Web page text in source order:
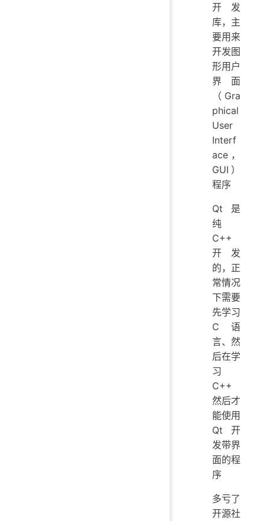
开发
库，主
要用来
开发图
形用户
界面
（Gra
phical
User
Interf
ace，
GUI）
程序
Qt 是
纯
C++
开发
的，正
常情况
下需要
先学习
C语
言、然
后在学
习
C++
然后才
能使用
Qt开
发带界
面的程
序
多亏了
开源社